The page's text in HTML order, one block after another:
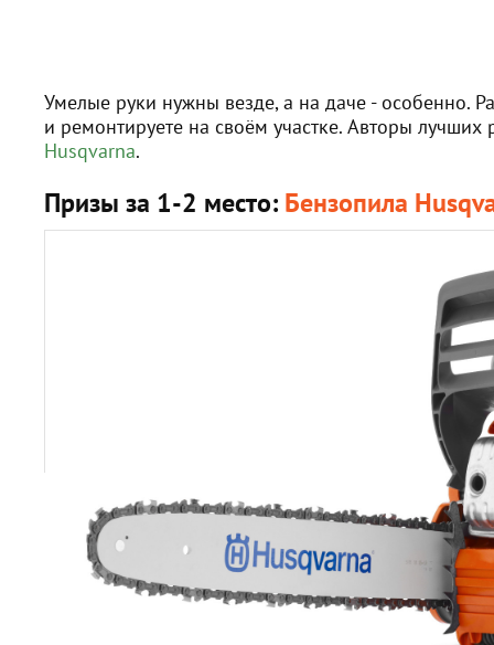
Умелые руки нужны везде, а на даче - особенно.
и ремонтируете на своём участке. Авторы
Husqvarna.
Призы за 1-2 место: Бензопила